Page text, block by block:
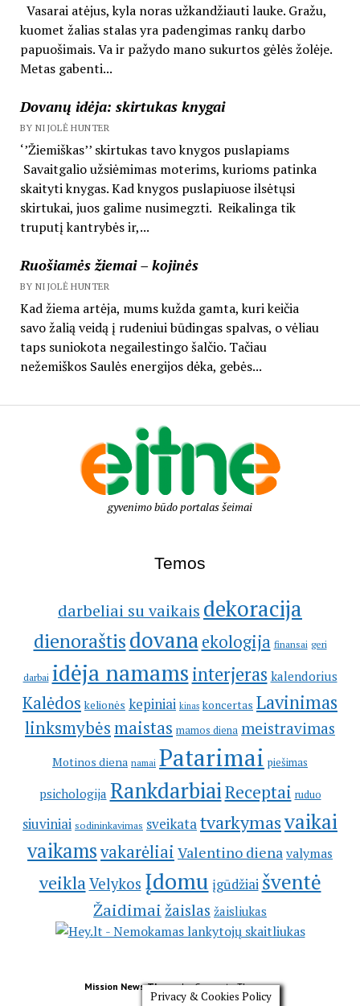
Vasarai atėjus, kyla noras užkandžiauti lauke. Gražu,
kuomet žalias stalas yra padengimas rankų darbo
papuošimais. Va ir pažydo mano sukurtos gėlės žolėje.
Metas gabenti...
Dovanų idėja: skirtukas knygai
BY NIJOLĖ HUNTER
‘’Žiemiškas’’ skirtukas tavo knygos puslapiams
Savaitgalio užsiėmimas moterims, kurioms patinka
skaityti knygas. Kad knygos puslapiuose ilsėtųsi
skirtukai, juos galime nusimegzti. Reikalinga tik
truputį kantrybės ir,...
Ruošiamės žiemai – kojinės
BY NIJOLĖ HUNTER
Kad žiema artėja, mums kužda gamta, kuri keičia
savo žalią veidą į rudeniui būdingas spalvas, o vėliau
taps suniokota negailestingo šalčio. Tačiau
nežemiškos Saulės energijos dėka, gebės...
gyvenimo būdo portalas šeimai
Temos
darbeliai su vaikais dekoracija
dienoraštisdovana ekologija finansai geri
darbai idėja namams interjeras kalendorius
Kalėdos kelionės kepiniai kinas koncertas Lavinimas
linksmybėsmaistas mamos diena meistravimas
Motinos diena namai Patarimai piešimas
psichologija RankdarbiaiReceptai ruduo
siuviniai sodininkavimas sveikatatvarkymasvaikai
vaikamsvakarėliai Valentino diena valymas
veikla Velykos Įdomu įgūdžiai šventė
Žaidimai žaislas žaisliukas
Mission News Themeby Compete Themes.
Privacy & Cookies Policy